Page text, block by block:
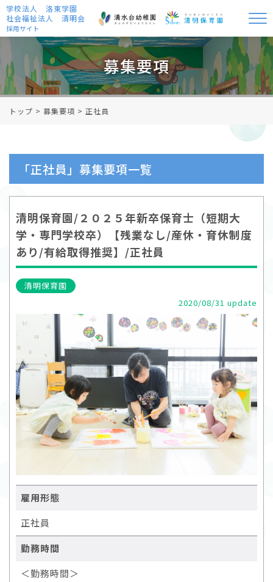
学校法人 洛東学園
社会福祉法人 清明会
採用サイト
募集要項
トップ > 募集要項 > 正社員
「正社員」募集要項一覧
清明保育園/２０２５年新卒保育士（短期大
学・専門学校卒）【残業なし/産休・育休制度
あり/有給取得推奨】/正社員
清明保育園
2020/08/31 update
雇用形態
正社員
勤務時間
＜勤務時間＞